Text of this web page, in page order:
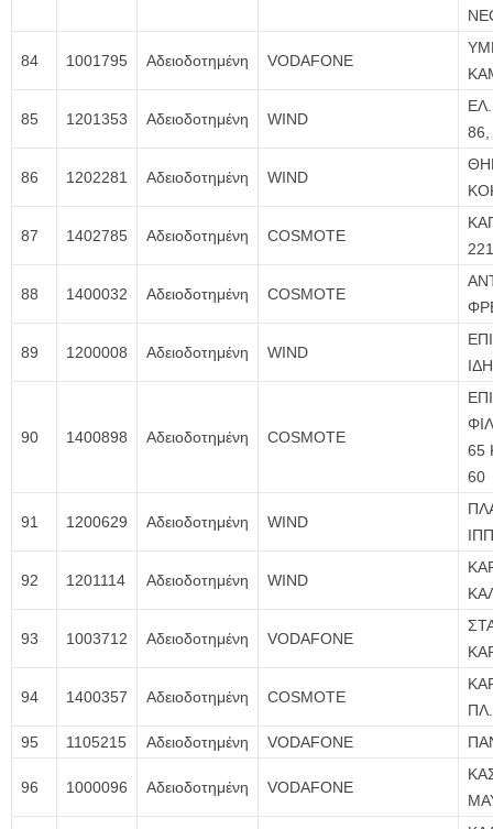
84 1001795 Αδειοδοτημένη VODAFONE
85 1201353 Αδειοδοτημένη WIND
86,
86 1202281 Αδειοδοτημένη WIND
87 1402785 Αδειοδοτημένη COSMOTE
88 1400032 Αδειοδοτημένη COSMOTE
89 1200008 Αδειοδοτημένη WIND
90 1400898 Αδειοδοτημένη COSMOTE
65
60
91 1200629 Αδειοδοτημένη WIND
92 1201114 Αδειοδοτημένη WIND
93 1003712 Αδειοδοτημένη VODAFONE
94 1400357 Αδειοδοτημένη COSMOTE
95
1105215 Αδειοδοτημένη VODAFONE
96 1000096 Αδειοδοτημένη VODAFONE